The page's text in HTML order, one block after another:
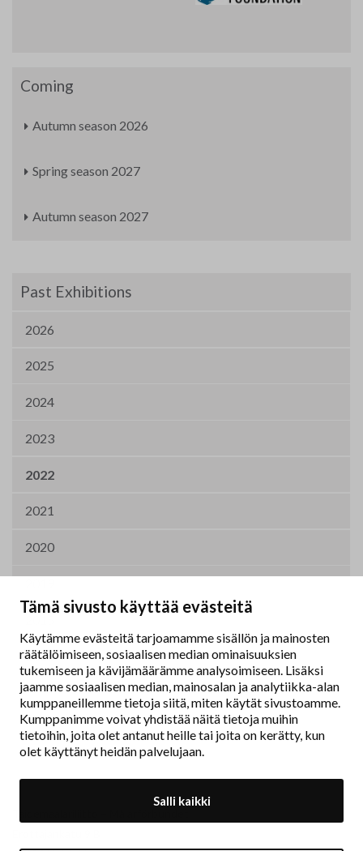
Tämä sivusto käyttää evästeitä
Käytämme evästeitä tarjoamamme sisällön ja mainosten
räätälöimiseen, sosiaalisen median ominaisuuksien
tukemiseen ja kävijämäärämme analysoimiseen. Lisäksi
jaamme sosiaalisen median, mainosalan ja analytiikka-alan
kumppaneillemme tietoja siitä, miten käytät sivustoamme.
Kumppanimme voivat yhdistää näitä tietoja muihin
tietoihin, joita olet antanut heille tai joita on kerätty, kun
olet käyttänyt heidän palvelujaan.
Salli kaikki
Coming
Autumn season 2026
Spring season 2027
Autumn season 2027
Past Exhibitions
2026
2025
2024
2023
2022
2021
2020
2011